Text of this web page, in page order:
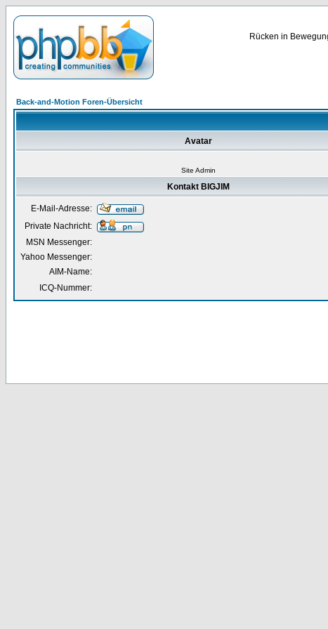
Rücken in
Back-and-Motion Foren-Übersicht
Avatar
Site Admin
Kontakt BIGJIM
E-Mail-Adresse:
Private Nachricht:
MSN Messenger:
Yahoo Messenger:
AIM-Name:
ICQ-Nummer: